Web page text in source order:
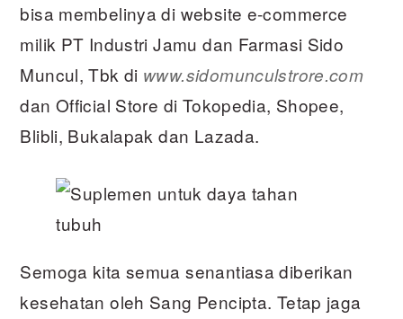
bisa membelinya di website e-commerce
milik PT Industri Jamu dan Farmasi Sido
Muncul, Tbk di www.sidomunculstrore.com
dan Official Store di Tokopedia, Shopee,
Blibli, Bukalapak dan Lazada.
Semoga kita semua senantiasa diberikan
kesehatan oleh Sang Pencipta. Tetap jaga